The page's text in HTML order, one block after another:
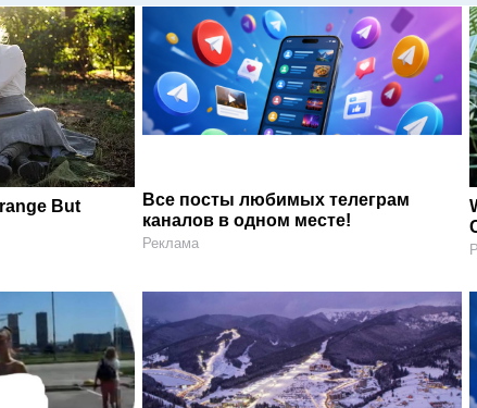
But
Все посты любимых телеграм
каналов в одном месте!
Реклама